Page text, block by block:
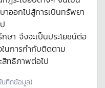
ออกไปสู้การเป้นทรัพยา
ษา จึงจะเป็นประโยชน์ต่อ
นการกำกับติดตาม
ทธิภาพต่อไป
ทึกข้อมูล)